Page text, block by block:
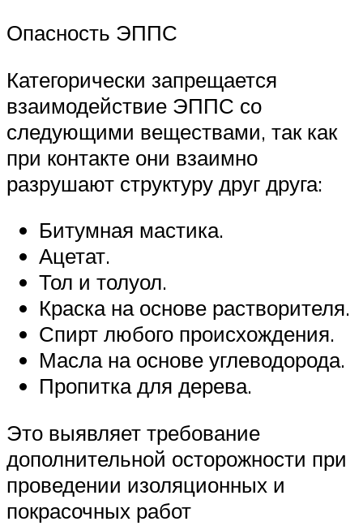
Опасность ЭППС
Категорически запрещается
взаимодействие ЭППС со
следующими веществами, так как
при контакте они взаимно
разрушают структуру друг друга:
Битумная мастика.
Ацетат.
Тол и толуол.
Краска на основе растворителя.
Спирт любого происхождения.
Масла на основе углеводорода.
Пропитка для дерева.
Это выявляет требование
дополнительной осторожности при
проведении изоляционных и
покрасочных работ